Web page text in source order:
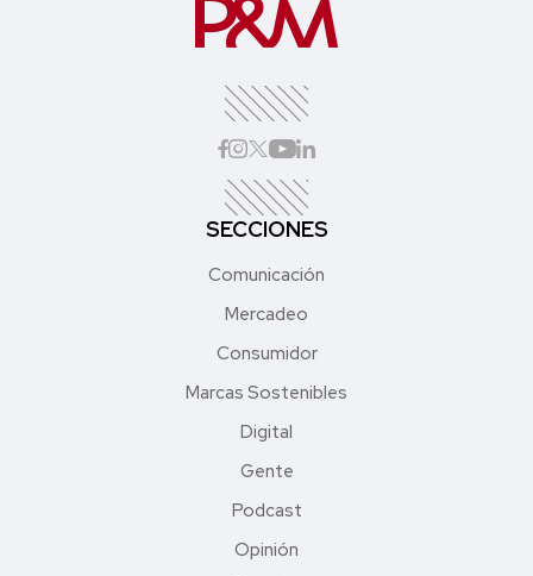
SECCIONES
Comunicación
Mercadeo
Consumidor
Marcas Sostenibles
Digital
Gente
Podcast
Opinión